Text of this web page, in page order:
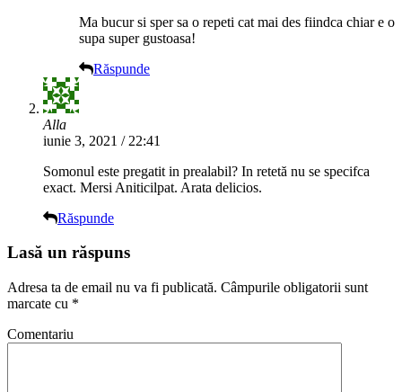
Ma bucur si sper sa o repeti cat mai des fiindca chiar e o
supa super gustoasa!
Răspunde
Alla
iunie 3, 2021 / 22:41
Somonul este pregatit in prealabil? In retetă nu se specifca
exact. Mersi Aniticilpat. Arata delicios.
Răspunde
Lasă un răspuns
Adresa ta de email nu va fi publicată. Câmpurile obligatorii sunt
marcate cu *
Comentariu